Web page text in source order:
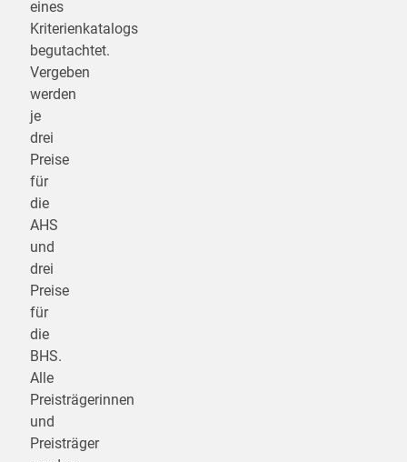
eines
Kriterienkatalogs
begutachtet.
Vergeben
werden
je
drei
Preise
für
die
AHS
und
drei
Preise
für
die
BHS.
Alle
Preisträgerinnen
und
Preisträger